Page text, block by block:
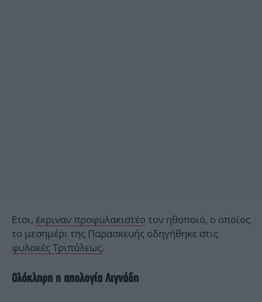
Ετσι, έκριναν προφυλακιστέο τον ηθοποιό, ο οποίος
το μεσημέρι της Παρασκευής οδηγήθηκε στις
φυλακές Τριπόλεως.
Ολόκληρη η απολογία Λιγνάδη